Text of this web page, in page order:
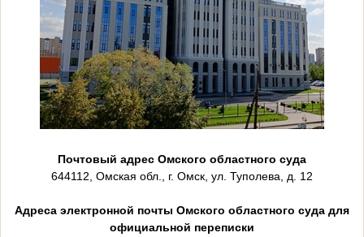
Почтовый адрес Омского областного суда
644112, Омская обл., г. Омск, ул. Туполева, д. 12
Адреса электронной почты Омского областного суда для
официальной переписки